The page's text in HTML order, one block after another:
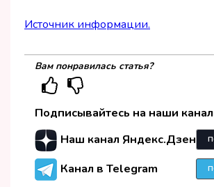
Источник информации.
Вам понравилась статья?
Подписывайтесь на наши
Наш канал Яндекс.Дзен
Канал в Telegram